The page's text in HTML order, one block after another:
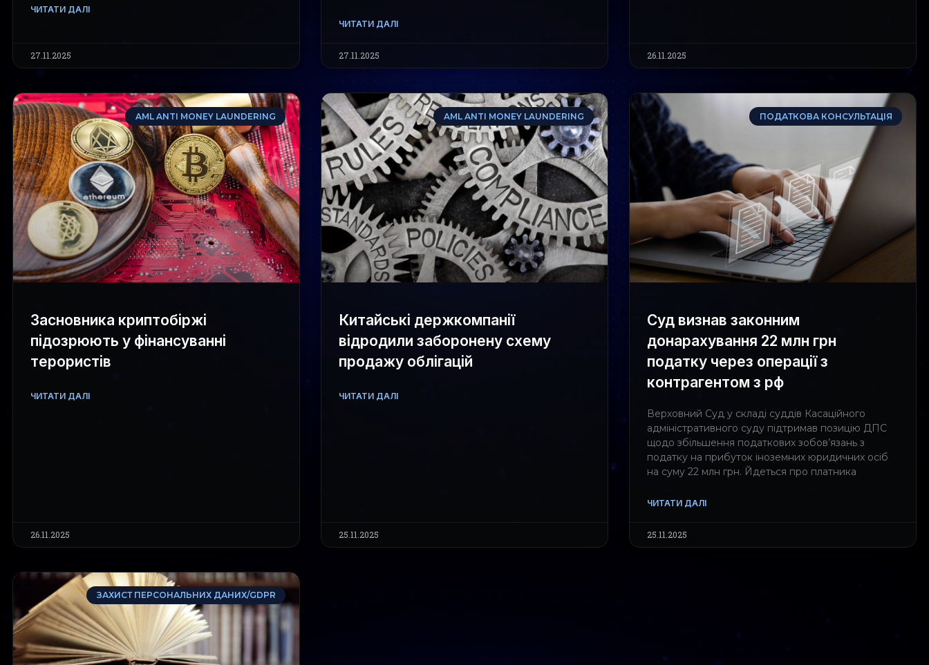
ЧИТАТИ ДАЛІ
27.11.2025
ЧИТАТИ ДАЛІ
27.11.2025 26.11.2025
AML ANTI MONEY LAUNDERING
Засновника криптобіржі
підозрюють у фінансуванні
терористів
ЧИТАТИ ДАЛІ
26.11.2025
AML ANTI MONEY LAUNDERING
Китайські держкомпанії
відродили заборонену схему
продажу облігацій
ЧИТАТИ ДАЛІ
25.11.2025
ПОДАТКОВА КОНСУЛЬТАЦІЯ
Суд визнав законним
донарахування 22 млн грн
податку через операції з
контрагентом з рф
Верховний Суд у складі суддів Касаційного
адміністративного суду підтримав позицію ДПС
щодо збільшення податкових зобов’язань з
податку на прибуток іноземних юридичних осіб
на суму 22 млн грн. Йдеться про платника
ЧИТАТИ ДАЛІ
25.11.2025
ЗАХИСТ ПЕРСОНАЛЬНИХ ДАНИХ/GDPR